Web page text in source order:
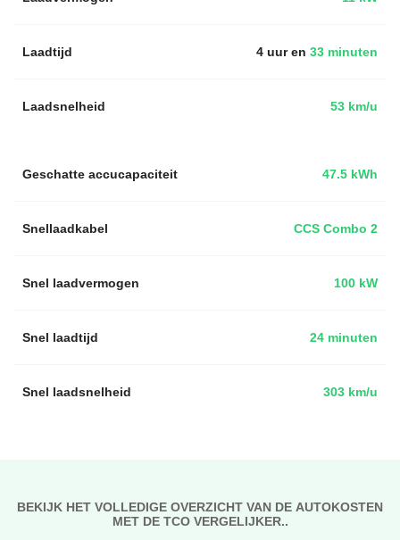
Laadtijd 4 uur en 33 minuten
Laadsnelheid 53 km/u
47.5 kWh
Geschatte accucapaciteit
Snellaadkabel CCS Combo 2
Snel laadvermogen 100 kW
Snel laadtijd 24 minuten
Snel laadsnelheid 303 km/u
BEKIJK HET VOLLEDIGE OVERZICHT VAN DE AUTOKOSTEN
MET DE TCO VERGELIJKER..